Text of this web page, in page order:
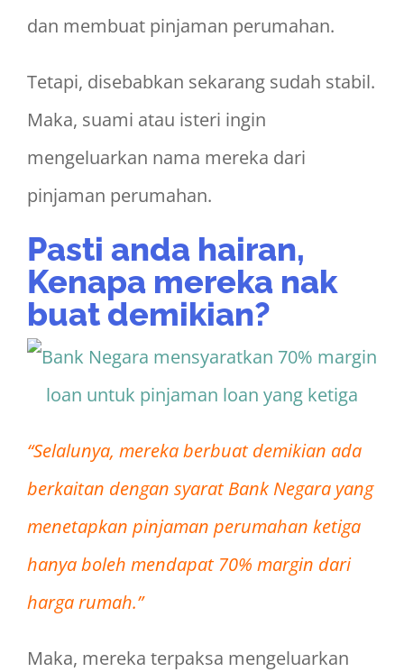
dan membuat pinjaman perumahan.
Tetapi, disebabkan sekarang sudah stabil.
Maka, suami atau isteri ingin
mengeluarkan nama mereka dari
pinjaman perumahan.
Pasti anda hairan,
Kenapa mereka nak
buat demikian?
“Selalunya, mereka berbuat demikian ada
berkaitan dengan syarat Bank Negara yang
menetapkan pinjaman perumahan ketiga
hanya boleh mendapat 70% margin dari
harga rumah.”
Maka, mereka terpaksa mengeluarkan